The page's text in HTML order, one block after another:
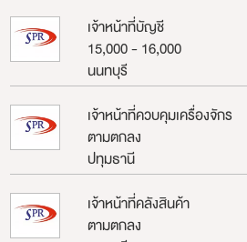
เจ้าหน้าที่บัญชี
15,000 - 16,000
นนทบุรี
เจ้าหน้าที่ควบคุมเครื่องจักร
ตามตกลง
ปทุมธานี
เจ้าหน้าที่คลังสินค้า
ตามตกลง